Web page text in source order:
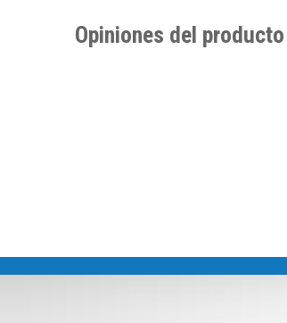
Opiniones del producto